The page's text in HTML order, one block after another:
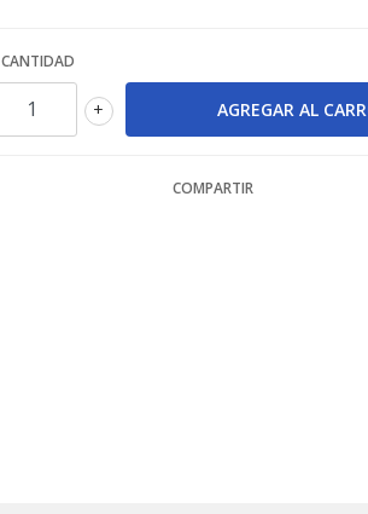
CANTIDAD
+
COMPARTIR